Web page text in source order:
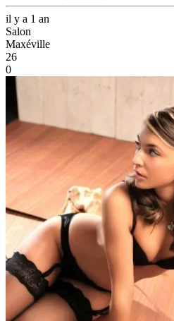
il y a 1 an
Salon
Maxéville
26
0